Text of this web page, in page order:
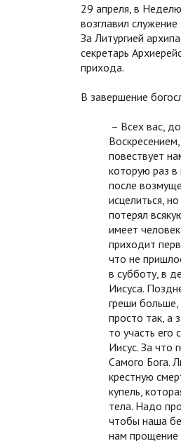
29 апреля, в
возглавил
За Литургией
секретарь
прихода.
В завершение
– Всех вас,
повествует
которую раз
после
исцелиться,
потерял
имеет
приходит
что не
в субботу, в
Иисуса.
греши
просто так, а
то участь его
Иисус. За что
Самого Бога.
крестную
купель,
тела. Надо
чтобы наша
нам прощение